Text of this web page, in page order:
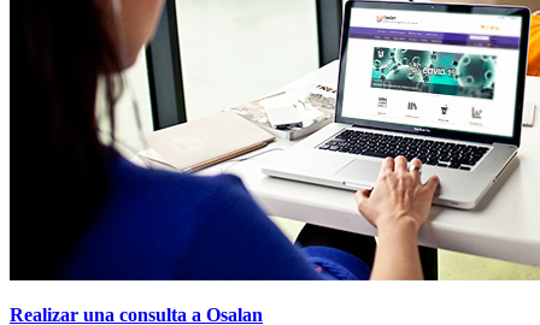
Realizar una consulta a Osalan